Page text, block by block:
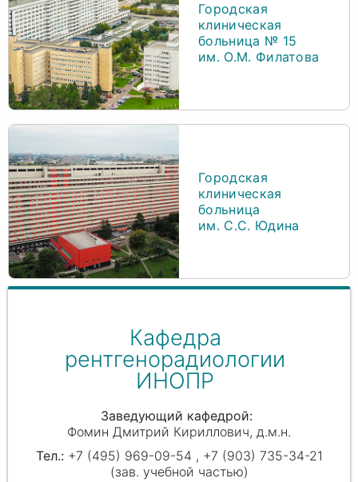
Городская
клиническая
больница № 15
им. О.М. Филатова
Городская
клиническая
больница
им. С.С. Юдина
Кафедра
рентгенорадиологии
ИНОПР
Заведующий кафедрой
Фомин Дмитрий Кириллович д.м.н.
+7 (495) 969-09-54 , +7 (903) 735-34-21
(зав. учебной частью)